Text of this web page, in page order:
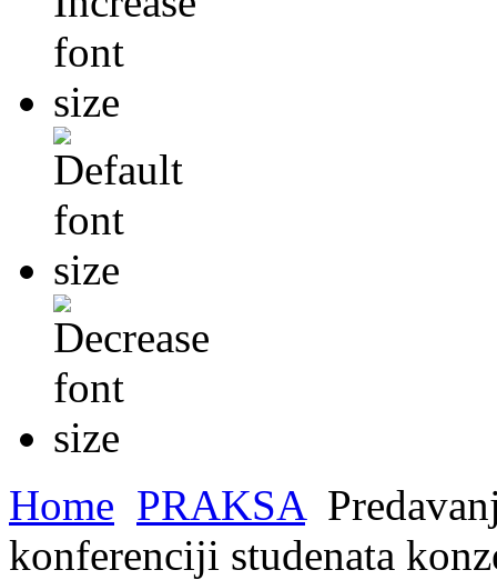
Home PRAKSA
konferenciji studenata